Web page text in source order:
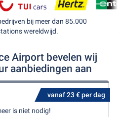
bij meer dan 85.000
wereldwijd.
Airport bevelen wij
aanbiedingen aan
vanaf 23 € per dag
is niet nodig!